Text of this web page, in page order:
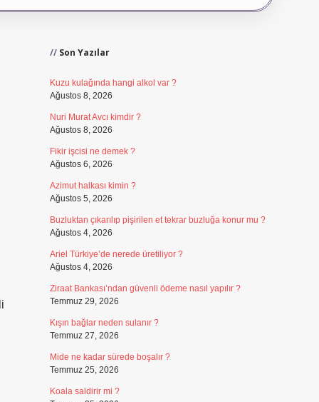
Son Yazılar
Kuzu kulağında hangi alkol var ?
Ağustos 8, 2026
Nuri Murat Avcı kimdir ?
Ağustos 8, 2026
Fikir işcisi ne demek ?
Ağustos 6, 2026
Azimut halkası kimin ?
Ağustos 5, 2026
Buzluktan çıkarılıp pişirilen et tekrar buzluğa konur mu ?
Ağustos 4, 2026
Ariel Türkiye’de nerede üretiliyor ?
Ağustos 4, 2026
Ziraat Bankası’ndan güvenli ödeme nasıl yapılır ?
Temmuz 29, 2026
Kışın bağlar neden sulanır ?
Temmuz 27, 2026
Mide ne kadar sürede boşalır ?
Temmuz 25, 2026
Koala saldirir mi ?